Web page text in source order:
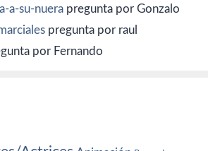
a-su-nuera pregunta por Gonzalo
pregunta por raul
por Fernando